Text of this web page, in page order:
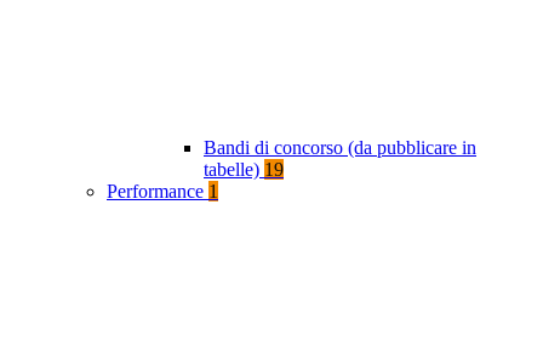
Bandi di concorso (da pubblicare in
tabelle) 19
Performance 1